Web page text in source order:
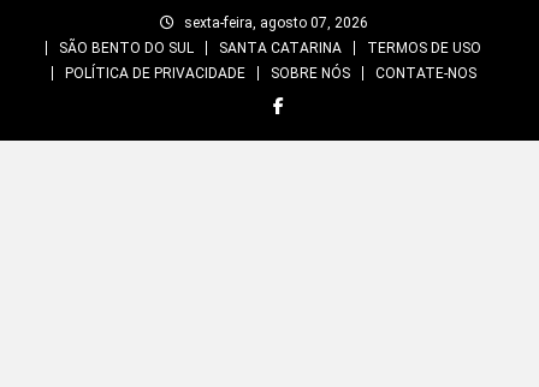
sexta-feira, agosto 07, 2026
SÃO BENTO DO SUL
SANTA CATARINA
TERMOS DE USO
POLÍTICA DE PRIVACIDADE
SOBRE NÓS CONTATE-NOS